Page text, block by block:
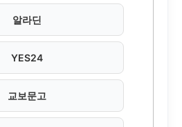
알라딘
YES24
교보문고